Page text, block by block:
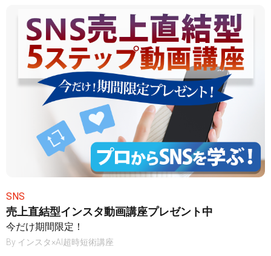
SNS
売上直結型インスタ動画講座プレゼント中
今だけ期間限定！
By インスタ×AI超時短術講座